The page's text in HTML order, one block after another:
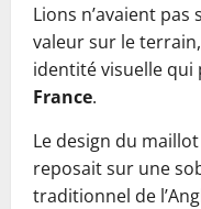
Lions n’avaient
valeur sur le
identité visuelle qui
France.
Le design du
reposait sur une
traditionnel de